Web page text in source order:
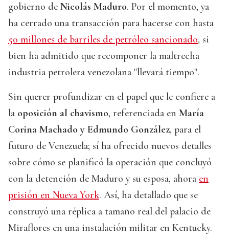
gobierno de Nicolás Maduro. Por el momento, ya
ha cerrado una transacción para hacerse con hasta
50 millones de barriles de petróleo sancionado, si
bien ha admitido que recomponer la maltrecha
industria petrolera venezolana "llevará tiempo".
Sin querer profundizar en el papel que le confiere a
la oposición al chavismo, referenciada en María
Corina Machado y Edmundo González, para el
futuro de Venezuela; sí ha ofrecido nuevos detalles
sobre cómo se planificó la operación que concluyó
con la detención de Maduro y su esposa, ahora en
prisión en Nueva York. Así, ha detallado que se
construyó una réplica a tamaño real del palacio de
Miraflores en una instalación militar en Kentucky.